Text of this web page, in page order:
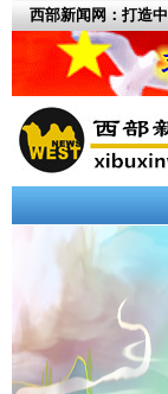
西部新闻网：打造